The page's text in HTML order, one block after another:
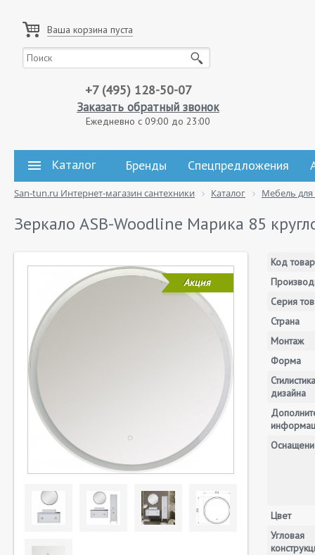
Ваша корзина пуста
+7 (495) 128-50-07
Заказать обратный звонок
Ежедневно с 09:00 до 23:00
Каталог Бренды Спецпредложения
San-tun.ru Интернет-магазин сантехники Каталог Мебель
Зеркало ASB-Woodline Марика 85
Акция
Код
Серия
Страна
Монтаж
Форма
Стилистика
дизайна
Цвет
Угловая